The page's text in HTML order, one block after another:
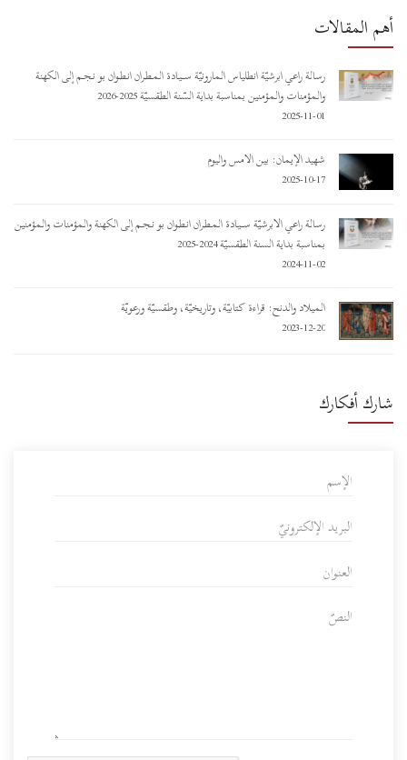
أهم المقالات
رسالة راعي أبرشيّة أنطلياس المارونيّة ســـيـادة المـطـران أنـطـوان بو نـجـم إلى الكهنة
والمؤمنات والمؤمنين بمناسبة بداية السّنة الطقسيّة 2025-2026
2025-11-01
شهيد الإيمان: بين الأمس واليوم
2025-10-17
رسالة راعي الأبرشيّة ســـيـادة المـطـران أنـطـوان بو نـجـم إلى الكهنة والمؤمنات والمؤمنين
بمناسبة بداية السنة الطقسيّة 2024-2025
2024-11-02
الميلاد والدنح: قراءة كتابيّة، وتاريخيّة، وطقسيّة ورعويّة
2023-12-20
شارك أفكارك